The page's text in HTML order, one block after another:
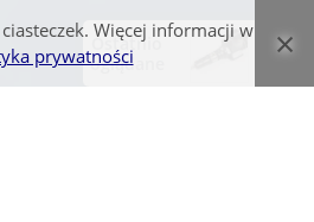
Więcej informacji w
prywatności
×
Ostatnio
oglądane